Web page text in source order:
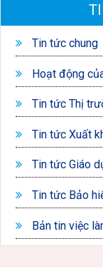
Tin tức chung
Hoạt động
Tin tức Thị
Tin tức Xuất
Tin tức Giáo
Tin tức Bảo
Bản tin việc